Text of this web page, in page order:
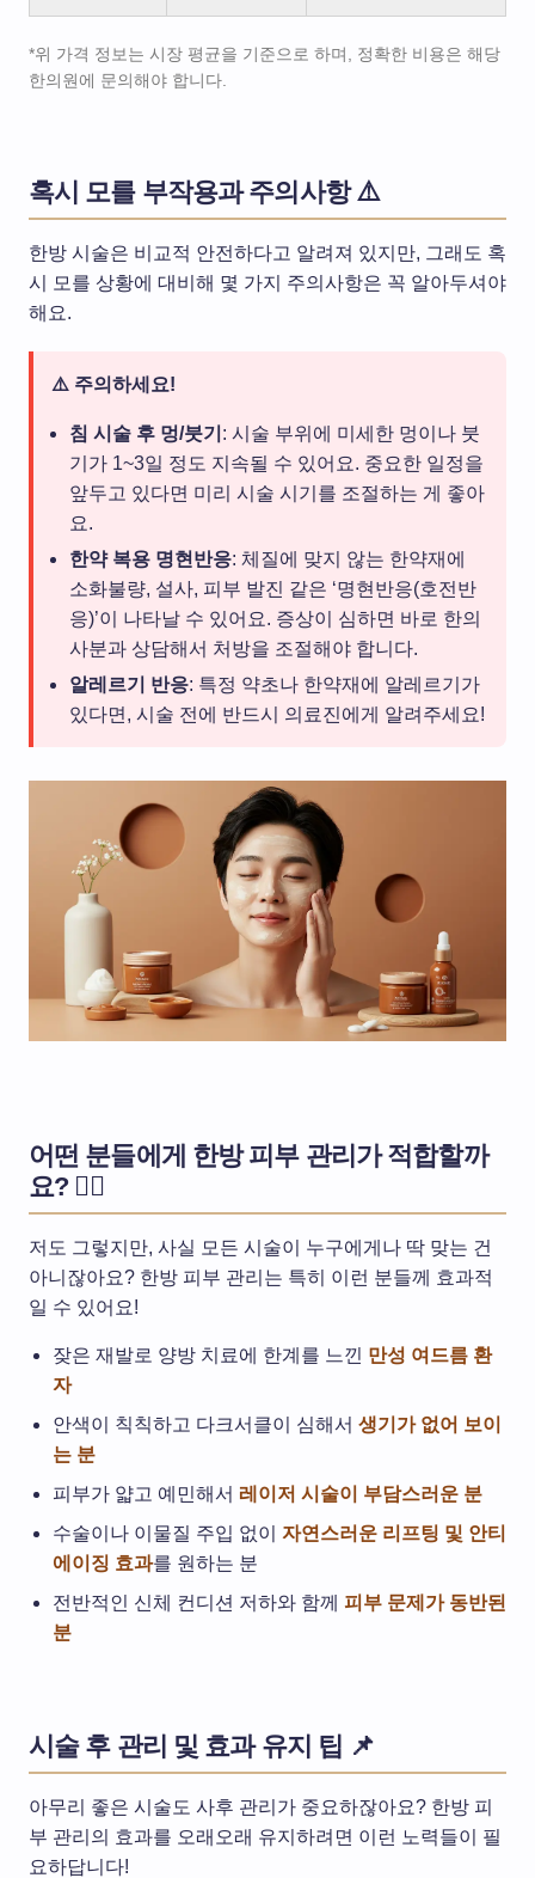
*위 가격 정보는 시장 평균을 기준으로 하며, 정확한 비용은 해당
한의원에 문의해야 합니다.
혹시 모를 부작용과 주의사항 ⚠️
한방 시술은 비교적 안전하다고 알려져 있지만, 그래도 혹
시 모를 상황에 대비해 몇 가지 주의사항은 꼭 알아두셔야
해요.
⚠️ 주의하세요!
침 시술 후 멍/붓기 : 시술 부위에 미세한 멍이나 붓
기가 1~3일 정도 지속될 수 있어요. 중요한 일정을
앞두고 있다면 미리 시술 시기를 조절하는 게 좋아
요.
한약 복용 명현반응: 체질에 맞지 않는 한약재에
소화불량, 설사, 피부 발진 같은 ‘명현반응(호전반
응)’이 나타날 수 있어요. 증상이 심하면 바로 한의
사분과 상담해서 처방을 조절해야 합니다.
알레르기 반응: 특정 약초나 한약재에 알레르기가
있다면, 시술 전에 반드시 의료진에게 알려주세요!
어떤 분들에게 한방 피부 관리가 적합할까
요? 🙋‍♀️
저도 그렇지만, 사실 모든 시술이 누구에게나 딱 맞는 건
아니잖아요? 한방 피부 관리는 특히 이런 분들께 효과적
일 수 있어요!
잦은 재발로 양방 치료에 한계를 느낀 만성 여드름 환
자
안색이 칙칙하고 다크서클이 심해서 생기가 없어 보이
는 분
피부가 얇고 예민해서 레이저 시술이 부담스러운 분
수술이나 이물질 주입 없이 자연스러운 리프팅 및 안티
에이징 효과를 원하는 분
전반적인 신체 컨디션 저하와 함께 피부 문제가 동반된
분
시술 후 관리 및 효과 유지 팁 📌
아무리 좋은 시술도 사후 관리가 중요하잖아요? 한방 피
부 관리의 효과를 오래오래 유지하려면 이런 노력들이 필
요하답니다!